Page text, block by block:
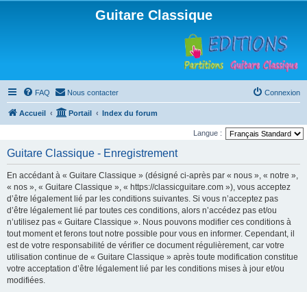
Guitare Classique
FAQ Nous contacter Connexion
Accueil Portail Index du forum
Langue :
Guitare Classique - Enregistrement
En accédant à « Guitare Classique » (désigné ci-après par « nous », « notre »,
« nos », « Guitare Classique », « https://classicguitare.com »), vous acceptez
d’être légalement lié par les conditions suivantes. Si vous n’acceptez pas
d’être légalement lié par toutes ces conditions, alors n’accédez pas et/ou
n’utilisez pas « Guitare Classique ». Nous pouvons modifier ces conditions à
tout moment et ferons tout notre possible pour vous en informer. Cependant, il
est de votre responsabilité de vérifier ce document régulièrement, car votre
utilisation continue de « Guitare Classique » après toute modification constitue
votre acceptation d’être légalement lié par les conditions mises à jour et/ou
modifiées.